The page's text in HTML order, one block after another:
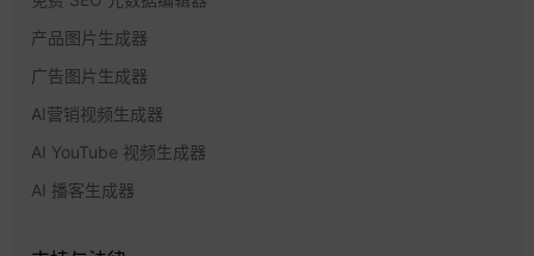
产品图片生成器
广告图片生成器
AI营销视频生成器
AI YouTube 视频生成器
AI 播客生成器